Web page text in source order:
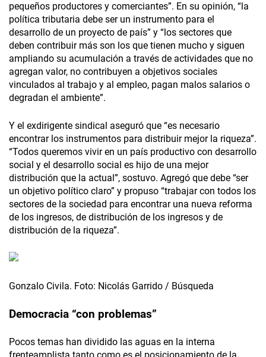
pequeños productores y comerciantes”. En su opinión, “la
política tributaria debe ser un instrumento para el
desarrollo de un proyecto de país” y “los sectores que
deben contribuir más son los que tienen mucho y siguen
ampliando su acumulación a través de actividades que no
agregan valor, no contribuyen a objetivos sociales
vinculados al trabajo y al empleo, pagan malos salarios o
degradan el ambiente”.
Y el exdirigente sindical aseguró que “es necesario
encontrar los instrumentos para distribuir mejor la riqueza”.
“Todos queremos vivir en un país productivo con desarrollo
social y el desarrollo social es hijo de una mejor
distribución que la actual”, sostuvo. Agregó que debe “ser
un objetivo político claro” y propuso “trabajar con todos los
sectores de la sociedad para encontrar una nueva reforma
de los ingresos, de distribución de los ingresos y de
distribución de la riqueza”.
Gonzalo Civila. Foto: Nicolás Garrido / Búsqueda
Democracia “con problemas”
Pocos temas han dividido las aguas en la interna